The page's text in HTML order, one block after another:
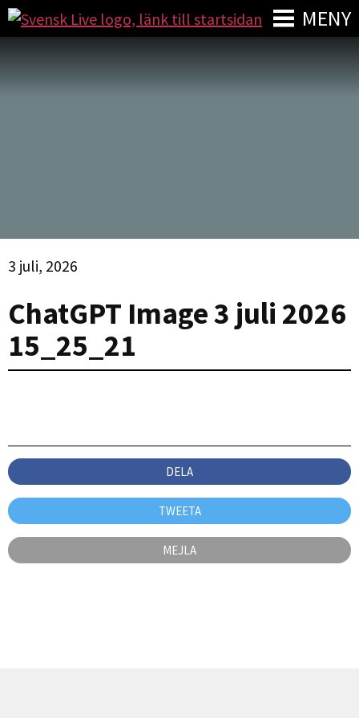
MENY
3 juli, 2026
ChatGPT Image 3 juli 2026
15_25_21
DELA
TWEETA
MEJLA